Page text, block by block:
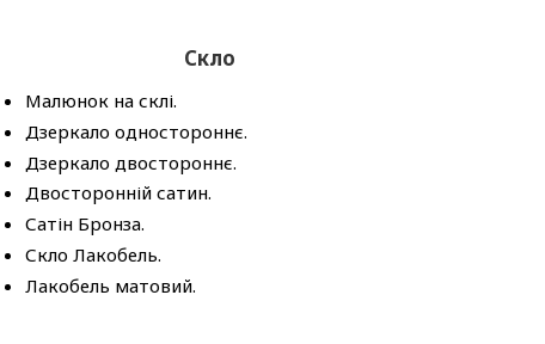
Скло
Малюнок на склі.
Дзеркало одностороннє.
Дзеркало двостороннє.
Двосторонній сатин.
Сатін Бронза.
Скло Лакобель.
Лакобель матовий.